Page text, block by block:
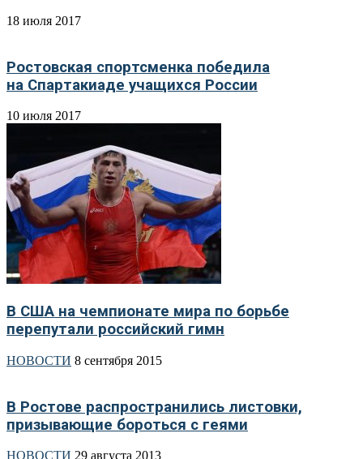
18 июля 2017
Ростовская спортсменка победила
на Спартакиаде учащихся России
10 июля 2017
В США на чемпионате мира по борьбе
перепутали российский гимн
НОВОСТИ 8 сентября 2015
В Ростове распространились листовки,
призывающие бороться с геями
НОВОСТИ 29 августа 2013